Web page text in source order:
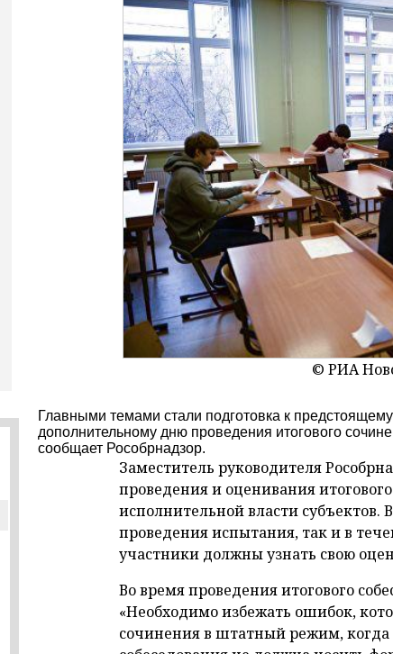
© РИА
Главными темами стали подготовка к
дополнительному дню проведения итогового
сообщает Рособрнадзор.
Заместитель руководителя
проведения и оценивания
исполнительной власти субъектов.
проведения испытания, так и в
участники должны узнать свою
Во время проведения итогового
«Необходимо избежать ошибок,
сочинения в штатный режим, когда